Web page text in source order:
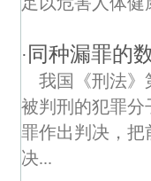
· 同种漏罪的
我国《刑法》
被判刑的犯罪分
罪作出判决，把
决...